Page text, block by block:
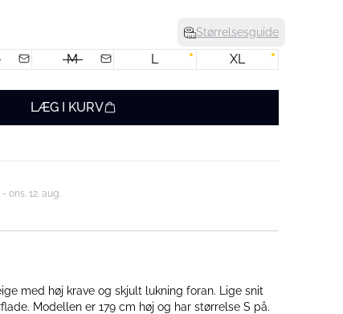
Størrelsesguide
M L
XL
LÆG I KURV
ons. 12. aug.
med høj krave og skjult lukning foran. Lige snit
Modellen er 179 cm høj og har størrelse S på.